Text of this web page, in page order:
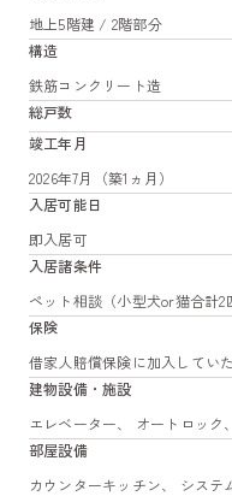
地上5階建 / 2階部分
構造
鉄筋コンクリート造
総戸数
竣工年月
2026年7月（築1ヵ月）
入居可能日
即入居可
入居諸条件
ペット相談（小型犬or猫合計
保険
借家人賠償保険に加入してい
建物設備・施設
エレベーター、 オートロック
部屋設備
カウンターキッチン、 シス